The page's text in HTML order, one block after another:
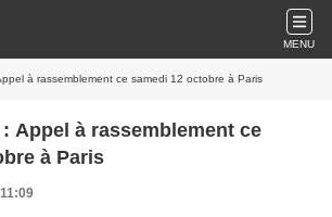
MENU
à rassemblement ce samedi 12 octobre à Paris
Appel à rassemblement ce
à Paris